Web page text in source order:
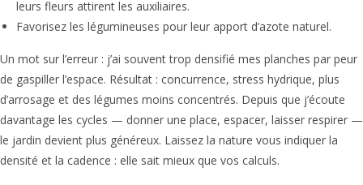
leurs fleurs attirent les auxiliaires.
Favorisez les légumineuses pour leur apport d’azote naturel.
Un mot sur l’erreur : j’ai souvent trop densifié mes planches par peur
de gaspiller l’espace. Résultat : concurrence, stress hydrique, plus
d’arrosage et des légumes moins concentrés. Depuis que j’écoute
davantage les cycles — donner une place, espacer, laisser respirer —
le jardin devient plus généreux. Laissez la nature vous indiquer la
densité et la cadence : elle sait mieux que vos calculs.